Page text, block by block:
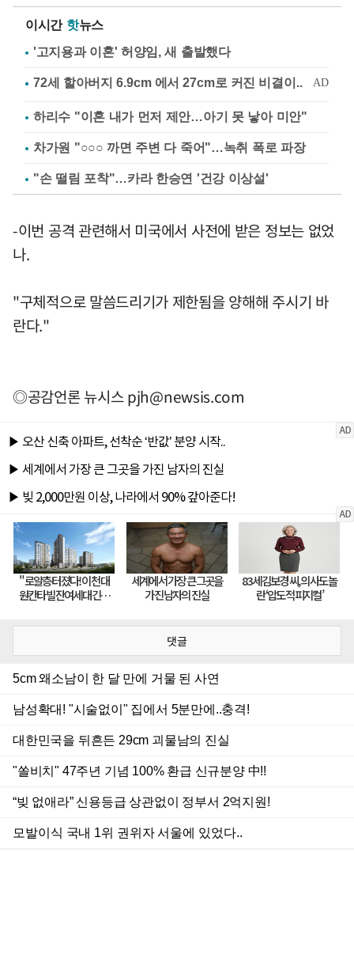
이시간 핫뉴스
'고지용과 이혼' 허양임, 새 출발했다
하리수 "이혼 내가 먼저 제안…아기 못 낳아 미안"
차가원 "○○○ 까면 주변 다 죽어"…녹취 폭로 파장
"손 떨림 포착"…카라 한승연 '건강 이상설'
-이번 공격 관련해서 미국에서 사전에 받은 정보는 없었
나.
"구체적으로 말씀드리기가 제한됨을 양해해 주시기 바
란다."
◎공감언론 뉴시스pjh@newsis.com
댓글